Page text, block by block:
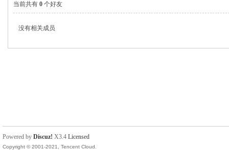
当前共有 0 个好友
没有相关成员
Powered by Discuz! X3.4 Licensed
Copyright © 2001-2021, Tencent Cloud.